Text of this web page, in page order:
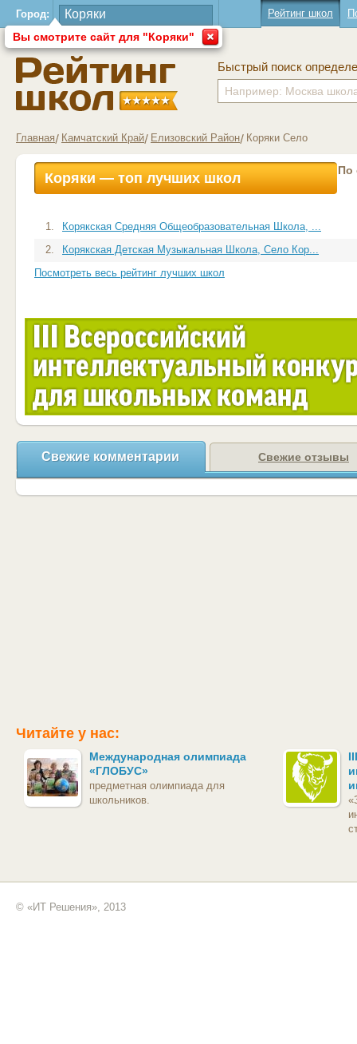
Город:
Вы смотрите сайт для "Коряки"
Рейтинг школ
Быстрый поиск
Главная Камчатский Край Елизовский Район Коряки Село
Коряки — топ лучших школ По
1.
Корякская Средняя Общеобразовательная Школа, ...
2.
Корякская Детская Музыкальная Школа, Село Кор...
Посмотреть весь рейтинг лучших школ
Свежие комментарии Свежие отзывы
Читайте у нас:
Международная олимпиада
«ГЛОБУС»
предметная олимпиада для
школьников.
© «ИТ Решения», 2013